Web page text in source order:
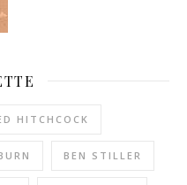
HITCHCOCK
BEN STILLER